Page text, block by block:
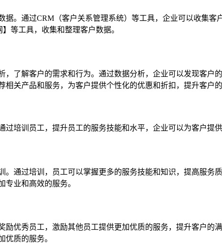
。通过CRM（客户关系管理系统）等工具，企业可以收集
】等工具，收集和整理客户数据。
了解客户的需求和行为。通过数据分析，企业可以发现客户
关产品和服务，为客户提供个性化的优惠和折扣，提升客户的
培训员工，提升员工的服务技能和水平，企业可以为客户提
通过培训，员工可以掌握更多的服务技能和知识，提高服务
业和高效的服务。
优秀员工，激励其他员工提供更加优质的服务，提升客户的
优质的服务。